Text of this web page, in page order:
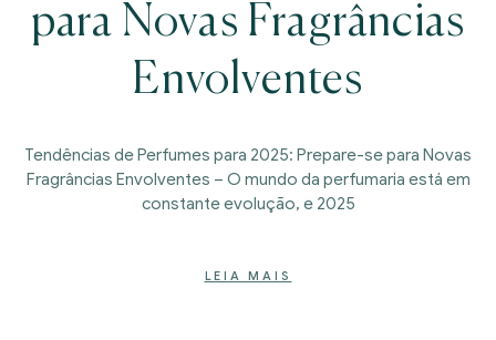
para Novas Fragrâncias
Envolventes
Tendências de Perfumes para 2025: Prepare-se para Novas
Fragrâncias Envolventes – O mundo da perfumaria está em
constante evolução, e 2025
LEIA MAIS